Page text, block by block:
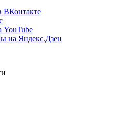
на Яндекс.Дзен